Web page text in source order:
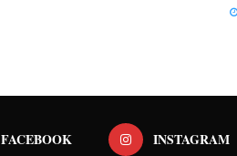
FACEBOOK INSTAGRAM